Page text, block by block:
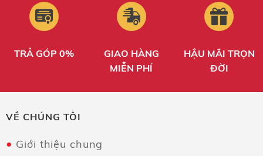
TRẢ GÓP 0%
GIAO HÀNG
MIỄN PHÍ
HẬU MÃI TRỌN
ĐỜI
VỀ CHÚNG TÔI
Giới thiệu chung